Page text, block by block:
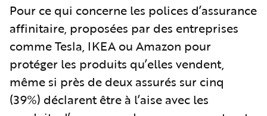
Pour ce qui concerne les polices d’assurance
affinitaire, proposées par des entreprises
comme Tesla, IKEA ou Amazon pour
protéger les produits qu’elles vendent,
même si près de deux assurés sur cinq
(39%) déclarent être à l’aise avec les